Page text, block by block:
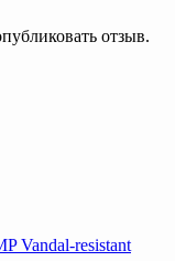
отзыв.
Vandal-resistant